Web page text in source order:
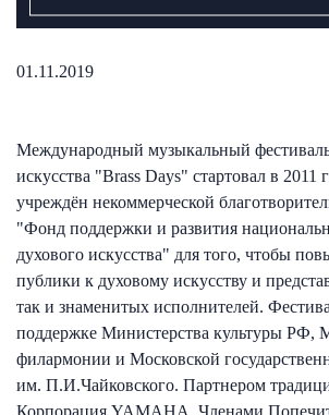
01.11.2019
Международный музыкальный
искусства "Brass Days" стартовал в 2011
учреждён некоммерческой
"Фонд поддержки и развития
духового искусства" для того, чтобы
публики к духовому искусству и
так и знаменитых исполнителей.
поддержке Министерства культуры РФ,
филармонии и Московской
им. П.И.Чайковского. Партнером